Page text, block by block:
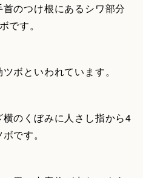
首のつけ根にあるシワ部分
です。
ボといわれています。
のくぼみに人さし指から4
です。